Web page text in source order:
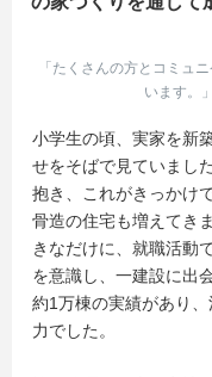
「たくさんの方とコミュ
います。
小学生の頃、実家を新
せをそばで見ていまし
抱き、これがきっかけ
骨造の住宅も増えてき
きなだけに、就職活動
を意識し、一建設に出
約1万棟の実績があり
力でした。